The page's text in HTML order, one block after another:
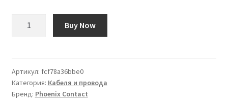
Phoenix
Contact,
L.
Buy Now
Артикул: fcf78a36bbe0
Категория: Кабеля и провода
Бренд: Phoenix Contact